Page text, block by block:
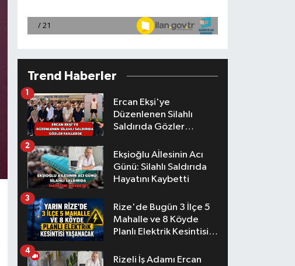
Trend Haberler
Ercan Ekşi'ye
Düzenlenen Silahlı
Saldırıda Gözler
1
Ekşioğlu Aİlesinin Acı
Günü: Silahlı Saldırıda
Hayatını Kaybetti
2
Rize'de Bugün 3 İlçe 5
Mahalle ve 8 Köyde
Planlı Elektrik Kesintisi
3
Rizeli İş Adamı Ercan
4